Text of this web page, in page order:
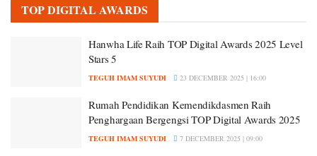
TOP DIGITAL AWARDS
Hanwha Life Raih TOP Digital Awards 2025 Level
Stars 5
TEGUH IMAM SUYUDI 23 DECEMBER 2025 | 16:00
Rumah Pendidikan Kemendikdasmen Raih
Penghargaan Bergengsi TOP Digital Awards 2025
TEGUH IMAM SUYUDI 7 DECEMBER 2025 | 09:00